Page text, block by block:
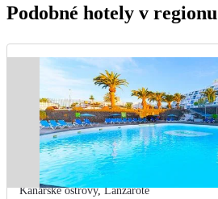
Podobné hotely v regionu
Kanárské ostrovy,Lanzarote